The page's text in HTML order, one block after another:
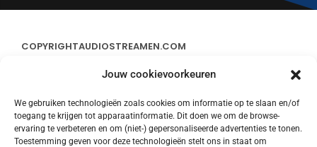
Jouw cookievoorkeuren
We gebruiken technologieën zoals cookies om informatie op te slaan en/of
toegang te krijgen tot apparaatinformatie. Dit doen we om de browse-
ervaring te verbeteren en om (niet-) gepersonaliseerde advertenties te tonen.
Toestemming geven voor deze technologieën stelt ons in staat om
COPYRIGHTAUDIOSTREAMEN.COM
CONTACT